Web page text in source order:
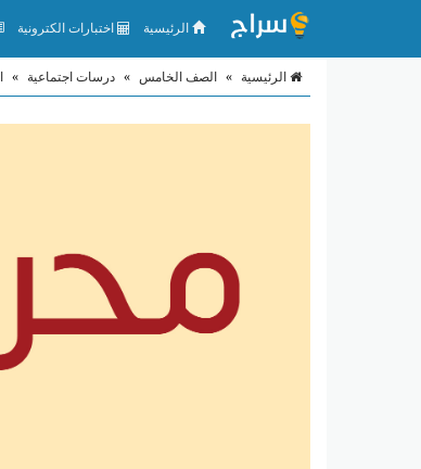
الرئيسية اختبارات الكترونية
الرئيسية » الصف الخامس » درسات اجتماعية »